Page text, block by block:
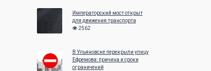
21 22 23 24 25
Императорский мост открыт
для движения транспорта
2562
В Ульяновске перекрыли улицу
Ефремова: причина и сроки
ограничений